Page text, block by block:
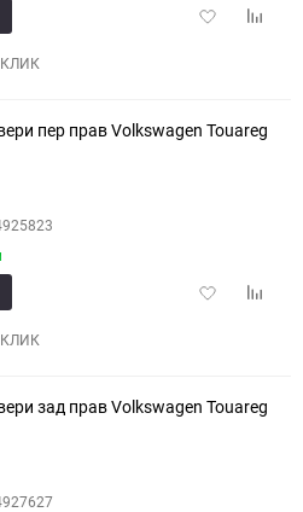
Добавить
пер прав Volkswagen Touareg
Добавить
зад прав Volkswagen Touareg